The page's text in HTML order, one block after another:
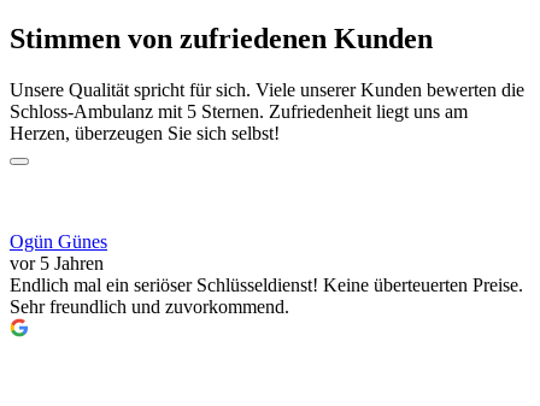
Stimmen von zufriedenen Kunden
Unsere Qualität spricht für sich. Viele unserer Kunden bewerten die
Schloss-Ambulanz mit 5 Sternen. Zufriedenheit liegt uns am
Herzen, überzeugen Sie sich selbst!
Ogün Günes
vor 5 Jahren
Endlich mal ein seriöser Schlüsseldienst! Keine überteuerten Preise.
Sehr freundlich und zuvorkommend.